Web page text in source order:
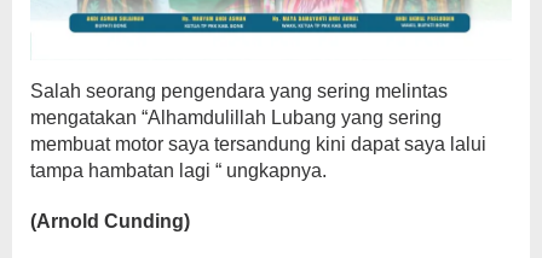
Salah seorang pengendara yang sering melintas
mengatakan “Alhamdulillah Lubang yang sering
membuat motor saya tersandung kini dapat saya lalui
tampa hambatan lagi “ ungkapnya.
(Arnold Cunding)